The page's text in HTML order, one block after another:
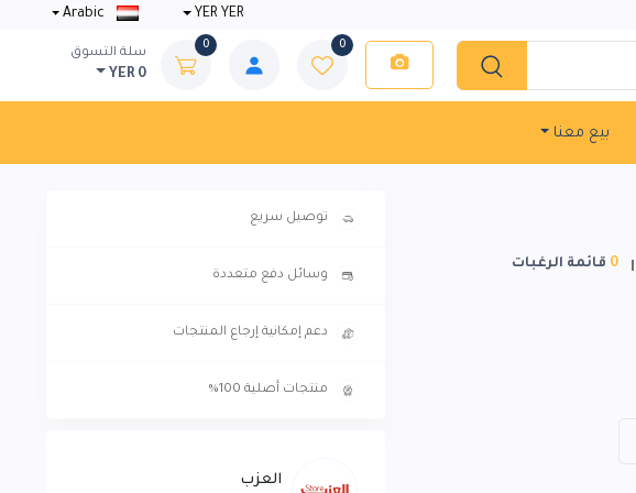
YER YER
0
0
سلة التسوق
YER 0
بيع معنا
0 قائمة الرغبات
توصيل سريع
وسائل دفع متعددة
دعم إمكانية إرجاع المنتجات
منتجات أصلية 100%
العزب